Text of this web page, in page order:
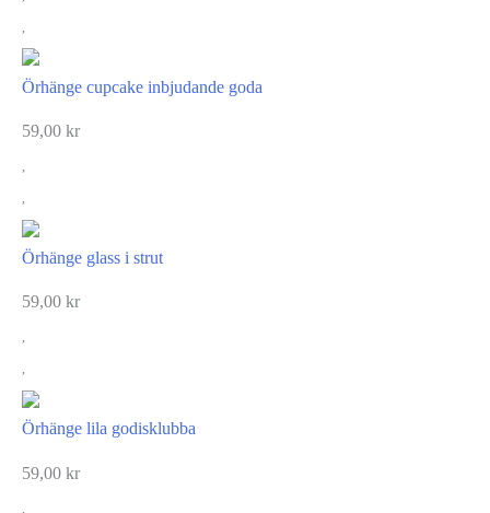
Örhänge cupcake inbjudande goda
59,00 kr
Örhänge glass i strut
59,00 kr
Örhänge lila godisklubba
59,00 kr